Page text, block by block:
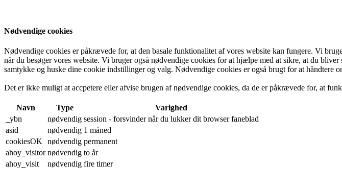
Nødvendige cookies
Nødvendige cookies er påkrævede for, at den basale funktionalitet af vores website kan fungere. Vi
når du besøger vores website. Vi bruger også nødvendige cookies for at hjælpe med at sikre, at du
samtykke og huske dine cookie indstillinger og valg. Nødvendige cookies er også brugt for at håndtere
Det er ikke muligt at accpetere eller afvise brugen af nødvendige cookies, da de er påkrævede for, at
Navn Type
Varighed
_ybn
nødvendig session - forsvinder når du lukker dit browser faneblad
asid
nødvendig 1 måned
cookiesOK
nødvendig permanent
ahoy_visitor nødvendig to år
ahoy_visit
nødvendig fire timer